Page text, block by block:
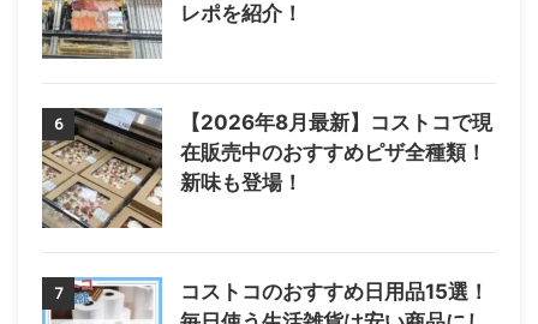
レポを紹介！
6
【2026年8月最新】コストコで現
在販売中のおすすめピザ全種類！
新味も登場！
7
コストコのおすすめ日用品15選！